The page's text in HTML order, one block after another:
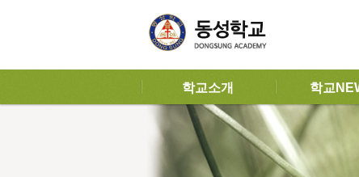
학교소개 학교